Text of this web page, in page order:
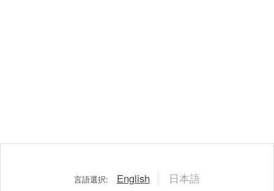
言語選択: English 日本語